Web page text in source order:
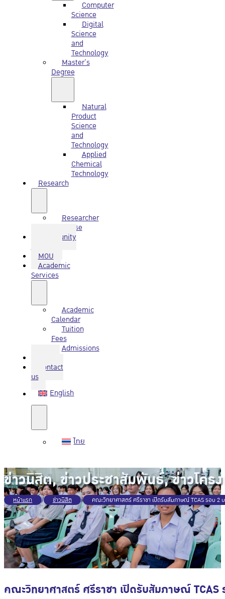
Computer
Science
Digital
Science
and
Technology
Master’s
Degree
Natural
Product
Science
and
Technology
Applied
Chemical
Technology
Research
Researcher
Database
Community
Service
MOU
Academic
Services
Academic
Calendar
Tuition
Fees
Admissions
Contact
us
English
ไทย
ข่าวนิสิต,ข่าวประชาสัมพันธ์,ข่าวโค
หน้าแรก / ข่าวนิสิต / คณะวิทยาศาสตร์ ศรีราชา เปิดรับสัมภาษณ์ TCAS รอบ 2
คณะวิทยาศาสตร์ ศรีราชา เปิดรับสัมภาษณ์